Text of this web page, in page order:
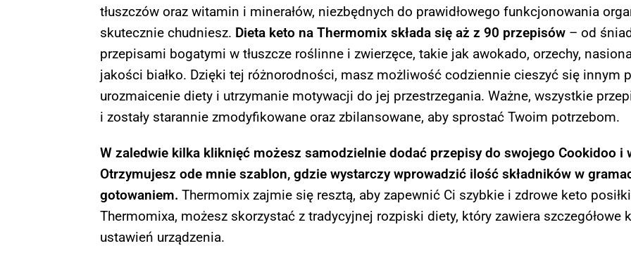
tłuszczów oraz witamin i minerałów, niezbędnych do prawidłowego funkcjonowania
skutecznie chudniesz. Dieta keto na Thermomix składa się aż z 90 przepisów– od
przepisami bogatymi w tłuszcze roślinne i zwierzęce, takie jak awokado, orzechy,
jakości białko. Dzięki tej różnorodności, masz możliwość codziennie cieszyć się innym
urozmaicenie diety i utrzymanie motywacji do jej przestrzegania. Ważne, wszystkie
i zostały starannie zmodyfikowane oraz zbilansowane, aby sprostać Twoim potrzebom.
W zaledwie kilka kliknięć możesz samodzielnie dodać przepisy do swojego Cookidoo
Otrzymujesz ode mnie szablon, gdzie wystarczy wprowadzić ilość składników w
gotowaniem. Thermomix zajmie się resztą, aby zapewnić Ci szybkie i zdrowe keto
Thermomixa, możesz skorzystać z tradycyjnej rozpiski diety, który zawiera
ustawień urządzenia.